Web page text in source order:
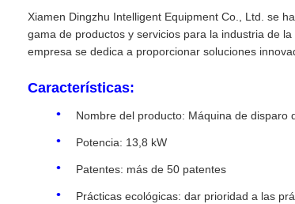
Xiamen Dingzhu Intelligent Equipment Co., Ltd. se
gama de productos y servicios para la industria de
empresa se dedica a proporcionar soluciones
Características:
Nombre del producto: Máquina de disparo
Potencia: 13,8 kW
Patentes: más de 50 patentes
Prácticas ecológicas: dar prioridad a las